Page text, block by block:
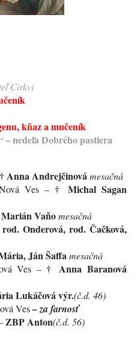
Cirkvi
kňaz a mučeník
– nedeľa Dobrého pastiera
†Anna Andrejčinovámesačná
Ves – † Michal Sagan
Marián Vaňomesačná
rod. Onderová, rod. Čačková,
Ján Šaffamesačná
Ves –†Anna Baranová
Lukáčová výr.(č.d. 46)
Ves– za farnosť
ZBP Anton(č.d. 56)